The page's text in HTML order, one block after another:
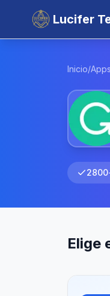
Lucifer
Inicio/
Elige